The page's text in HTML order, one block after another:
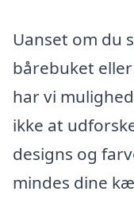
Uanset om du
bårebuket
har vi
ikke at
designs og
mindes dine